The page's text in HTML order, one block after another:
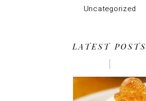
Uncategorized
LATEST POSTS